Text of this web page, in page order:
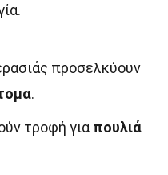
προσελκύουν
.
τροφή για πουλιά